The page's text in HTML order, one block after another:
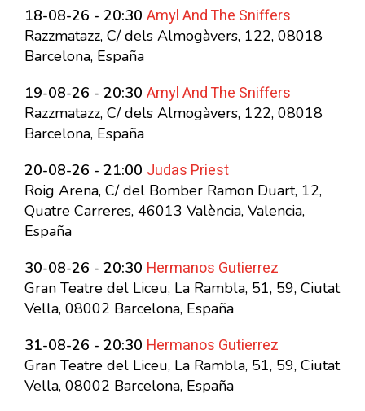
18-08-26 - 20:30 Amyl And The Sniffers
Razzmatazz, C/ dels Almogàvers, 122, 08018
Barcelona, España
19-08-26 - 20:30 Amyl And The Sniffers
Razzmatazz, C/ dels Almogàvers, 122, 08018
Barcelona, España
20-08-26 - 21:00 Judas Priest
Roig Arena, C/ del Bomber Ramon Duart, 12,
Quatre Carreres, 46013 València, Valencia,
España
30-08-26 - 20:30 Hermanos Gutierrez
Gran Teatre del Liceu, La Rambla, 51, 59, Ciutat
Vella, 08002 Barcelona, España
31-08-26 - 20:30 Hermanos Gutierrez
Gran Teatre del Liceu, La Rambla, 51, 59, Ciutat
Vella, 08002 Barcelona, España